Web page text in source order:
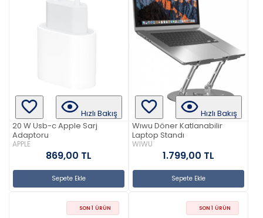
Hızlı Bakış
20 W Usb-c Apple Sarj
Adaptoru
APPLE
869,00 TL
Sepete Ekle
Hızlı Bakış
Wıwu Döner Katlanabilir
Laptop Standı
WIWU
1.799,00 TL
Sepete Ekle
SON 1 ÜRÜN SON 1 ÜRÜN